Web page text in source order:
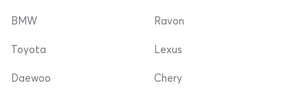
BMW
Toyota
Daewoo
Ravon
Lexus
Chery